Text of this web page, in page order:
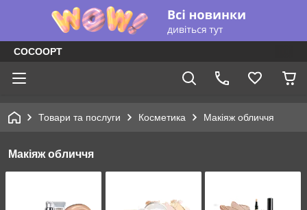
COCOOPT
Товари та послуги Косметика Макіяж обличчя
Макіяж обличчя